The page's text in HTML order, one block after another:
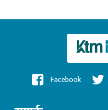
Facebook